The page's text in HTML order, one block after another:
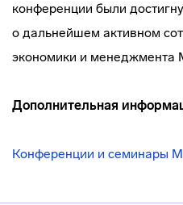
конференции были
о дальнейшем активном
экономики и
Дополнительная
Конференции и семинары